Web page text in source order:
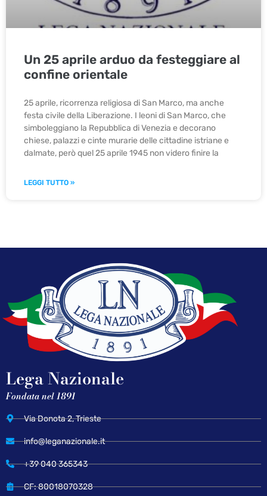
Un 25 aprile arduo da festeggiare al
confine orientale
25 aprile, ricorrenza religiosa di San Marco, ma anche
festa civile della Liberazione. I leoni di San Marco, che
simboleggiano la Repubblica di Venezia e decorano
chiese, palazzi e cinte murarie delle cittadine istriane e
dalmate, però quel 25 aprile 1945 non videro finire la
LEGGI TUTTO »
Lega Nazionale
Fondata nel 1891
Via Donota 2, Trieste
info@leganazionale.it
+39 040 365343
CF: 80018070328